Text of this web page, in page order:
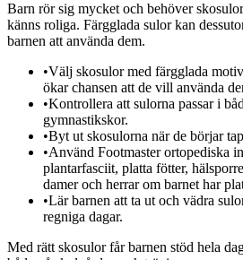
Barn rör sig mycket och behöver
känns roliga. Färgglada sulor kan
barnen att använda dem.
•Välj skosulor med färgglada
ökar chansen att de vill använda
•Kontrollera att sulorna passar i
gymnastikskor.
•Byt ut skosulorna när de börjar
•Använd Footmaster ortopediska
plantarfasciit, platta fötter,
damer och herrar om barnet har
•Lär barnen att ta ut och vädra
regniga dagar.
Med rätt skosulor får barnen stöd hela